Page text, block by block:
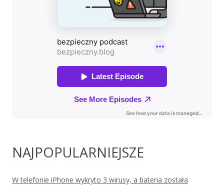
NAJPOPULARNIEJSZE
W telefonie iPhone wykryto 3 wirusy, a bateria została